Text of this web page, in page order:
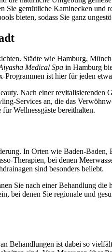
gemütliche Kaminecken
bieten, sodass Sie ganz
Städte wie Hamburg,
Medical Spa in Hamburg
Programmen ist hier für jeden
Nach einer
Services an, die das
Wellnessgäste bereithalten.
In Orten wie Baden-
Therapien, bei denen
sind besonders beliebt.
Sie nach einer Behandlung
bei denen Sie regionale und
Behandlungen ist dabei so